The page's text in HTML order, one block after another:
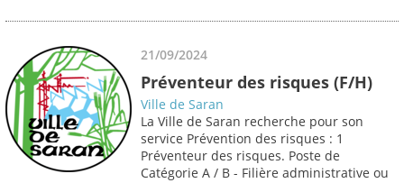
21/09/2024
Préventeur des risques (F/H)
Ville de Saran
La Ville de Saran recherche pour son
service Prévention des risques : 1
Préventeur des risques. Poste de
Catégorie A / B - Filière administrative ou